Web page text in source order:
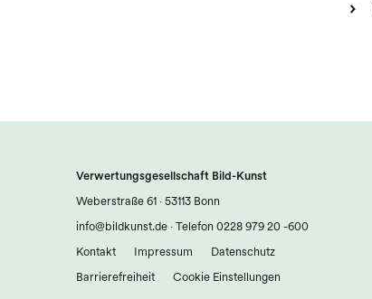
Verwertungsgesellschaft Bild-Kunst
Weberstraße 61 · 53113 Bonn
info@bildkunst.de · Telefon 0228 979 20 -600
Kontakt Impressum Datenschutz
Barrierefreiheit Cookie Einstellungen